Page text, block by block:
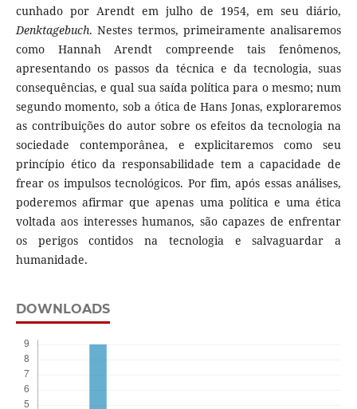
cunhado por Arendt em julho de 1954, em seu diário,
Denktagebuch. Nestes termos, primeiramente analisaremos
como Hannah Arendt compreende tais fenômenos,
apresentando os passos da técnica e da tecnologia, suas
consequências, e qual sua saída política para o mesmo; num
segundo momento, sob a ótica de Hans Jonas, exploraremos
as contribuições do autor sobre os efeitos da tecnologia na
sociedade contemporânea, e explicitaremos como seu
princípio ético da responsabilidade tem a capacidade de
frear os impulsos tecnológicos. Por fim, após essas análises,
poderemos afirmar que apenas uma política e uma ética
voltada aos interesses humanos, são capazes de enfrentar
os perigos contidos na tecnologia e salvaguardar a
humanidade.
DOWNLOADS